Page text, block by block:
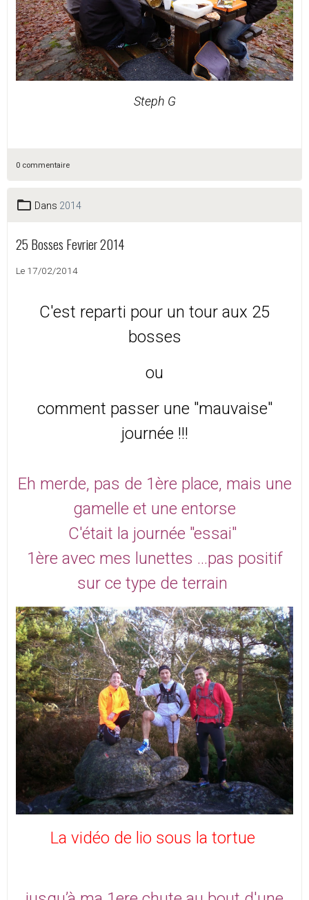
Steph G
0 commentaire
Dans 2014
25 Bosses Fevrier 2014
Le 17/02/2014
C'est reparti pour un tour aux 25
bosses
ou
comment passer une "mauvaise"
journée !!!
Eh merde, pas de 1ère place, mais une
gamelle et une entorse
C'était la journée "essai"
1ère avec mes lunettes ...pas positif
sur ce type de terrain
La vidéo de lio sous la tortue